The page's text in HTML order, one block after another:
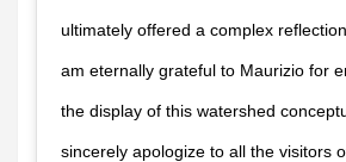
ultimately offered a complex
am eternally grateful to Maurizio for
the display of this watershed
sincerely apologize to all the visitors